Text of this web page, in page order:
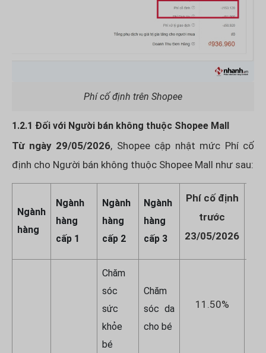
Phí cố định trên Shopee
1.2.1 Đối với Người bán không thuộc Shopee Mall
Từ ngày 29/05/2026, Shopee cập nhật mức Phí cố
định cho Người bán không thuộc Shopee Mall như sau:
Ngành
hàng
Ngành
hàng
cấp 1
Ngành
hàng
cấp 2
Ngành
hàng
cấp 3
Phí cố định
trước
23/05/2026
Chăm
sóc
sức
khỏe
bé
Chăm
sóc da
cho bé
11.50%